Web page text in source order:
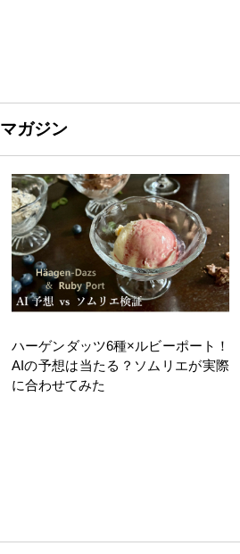
マガジン
ハーゲンダッツ6種×ルビーポート！
AIの予想は当たる？ソムリエが実際
に合わせてみた